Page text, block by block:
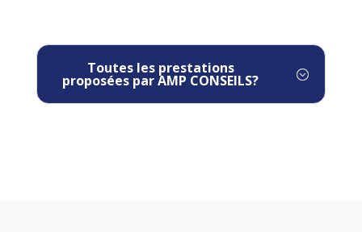
Toutes les prestations
proposées par AMP CONSEILS?